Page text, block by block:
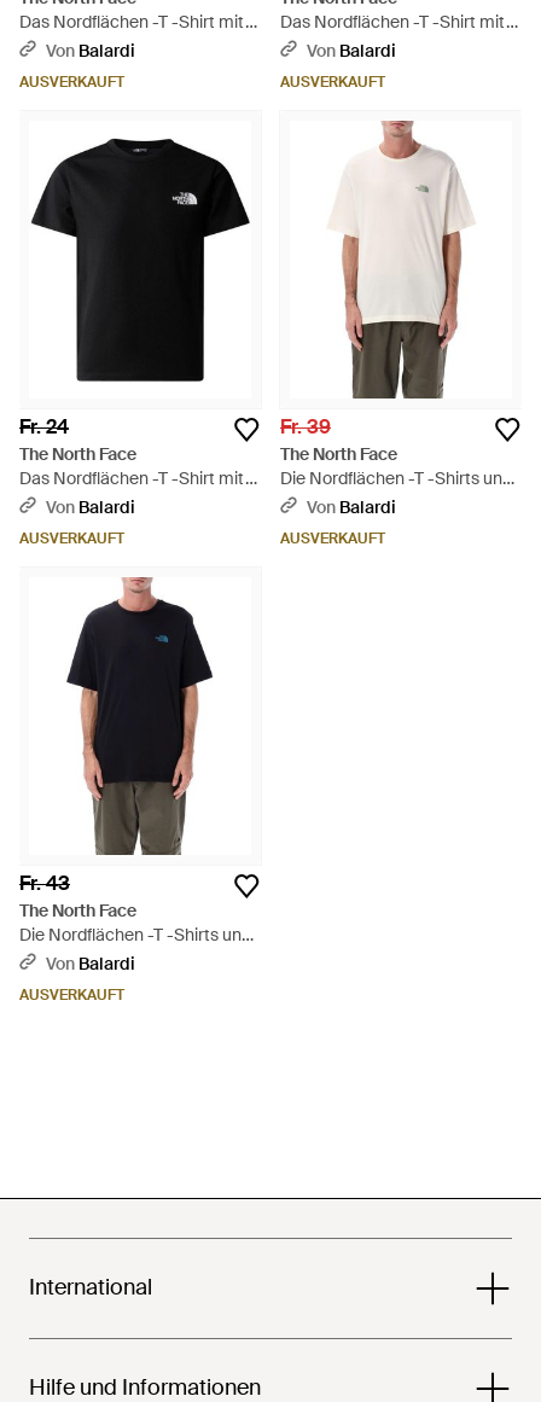
Das Nordflächen -T -Shirt mit
Logo - Gelb
Von Balardi
AUSVERKAUFT
Das Nordflächen -T -Shirt mit
Logo - Weiß
Von Balardi
AUSVERKAUFT
Fr. 24
The North Face
Das Nordflächen -T -Shirt mit
Logo - Schwarz
Von Balardi
AUSVERKAUFT
Fr. 39
The North Face
Die Nordflächen -T -Shirts und
Polos weiß
Von Balardi
AUSVERKAUFT
Fr. 43
The North Face
Die Nordflächen -T -Shirts und
Polos schwarz
Von Balardi
AUSVERKAUFT
International
Hilfe und Informationen